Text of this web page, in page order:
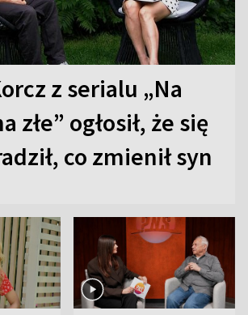
z serialu „Na
złe” ogłosił, że się
co zmienił syn